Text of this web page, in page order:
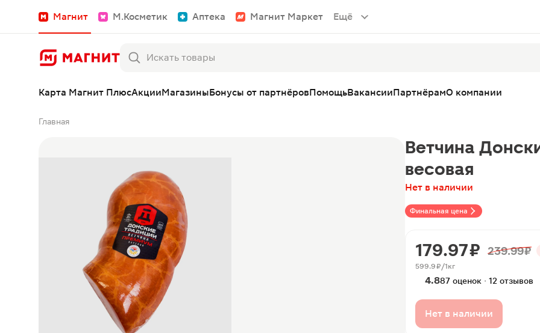
Магнит М.Косметик Аптека Магнит Маркет Ещё
Карта Магнит ПлюсАкцииМагазиныБонусы от партнёровПомощьВакансииПартнёрамО компании
Главная
Финальная цена
Ветчина
весовая
Нет в наличии
179.97 ₽ 239.99 ₽
599.9 ₽/1кг
4.887 оценок · 12 отзывов
Нет в наличии